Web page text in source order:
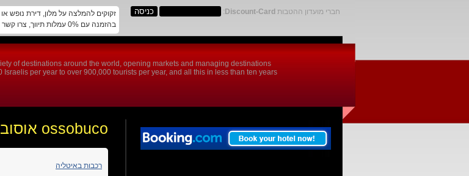
זקוקים להמלצה על מלון, דירת נופש
בהזמנה עם 0% עמלות תיווך, צרו קשר עם
חברי מועדון ההטבות Discount-Card
:
of destinations around the world, opening markets and managing destinations
per year to over 900,000 tourists per year, and all this in less than ten years.
ossobuco אוסובוקו
רכבות באיטליה